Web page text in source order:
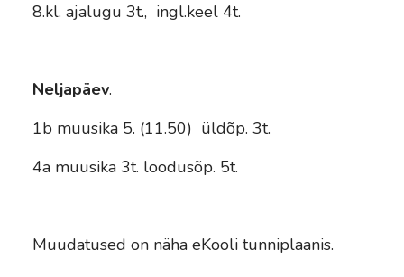
8.kl. ajalugu 3t., ingl.keel 4t.
Neljapäev.
1b muusika 5. (11.50) üldõp. 3t.
4a muusika 3t. loodusõp. 5t.
Muudatused on näha eKooli tunniplaanis.